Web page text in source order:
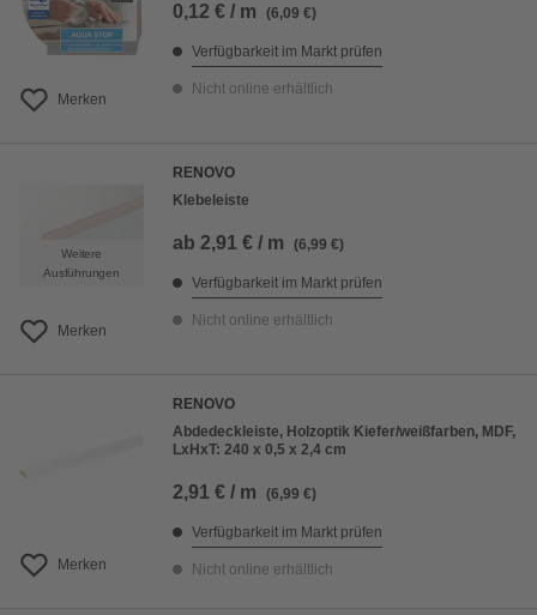
Merken
0,12 € / m (6,09 €)
Verfügbarkeit im Markt prüfen
Nicht online erhältlich
Weitere
Ausführungen
Merken
RENOVO
Klebeleiste
ab 2,91 € / m (6,99 €)
Verfügbarkeit im Markt prüfen
Nicht online erhältlich
Merken
RENOVO
Abdedeckleiste, Holzoptik Kiefer/weißfarben, MDF,
LxHxT: 240 x 0,5 x 2,4 cm
2,91 € / m (6,99 €)
Verfügbarkeit im Markt prüfen
Nicht online erhältlich